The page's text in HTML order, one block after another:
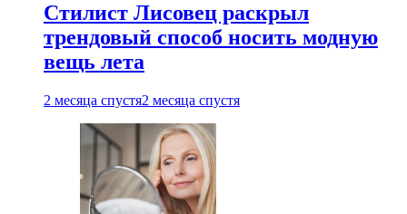
Стилист Лисовец раскрыл
трендовый способ носить модную
вещь лета
2 месяца спустя2 месяца спустя